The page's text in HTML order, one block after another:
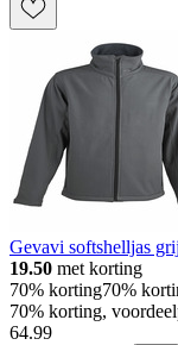
Gevavi softshelljas
19.50 met korting
70% korting70%
70% korting,
64.99